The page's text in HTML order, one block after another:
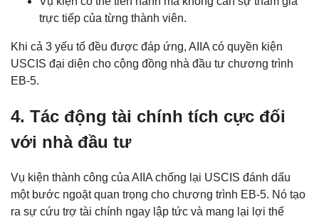
trực tiếp của từng thành viên.
Khi cả 3 yếu tố đều được đáp ứng, AIIA có quyền kiện
USCIS đại diện cho cộng đồng nhà đầu tư chương trình
EB-5.
4. Tác động tài chính tích cực đối
với nhà đầu tư
Vụ kiện thành công của AIIA chống lại USCIS đánh dấu
một bước ngoặt quan trọng cho chương trình EB-5. Nó tạo
ra sự cứu trợ tài chính ngay lập tức và mang lại lợi thế